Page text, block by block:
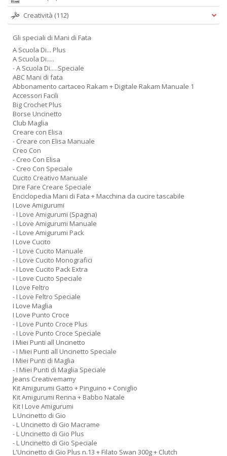
Creatività (112)
Gli speciali di Mani di Fata
A Scuola Di... Plus
A Scuola Di.....
- A Scuola Di.....Speciale
ABC Mani di fata
Abbonamento cartaceo Rakam + Digitale Rakam Manuale 1
Accessori Facili
Big Crochet Plus
Borse Uncinetto
Club Maglia
Creare con Elisa
- Creare con Elisa Manuale
Creo Con
- Creo Con Elisa
- Creo Con Speciale
Cucito Creativo Manuale
Dire Fare Creare Speciale
Enciclopedia Mani di Fata + Macchina da cucire tascabile
I Love Amigurumi
- I Love Amigurumi (Spagna)
- I Love Amigurumi Manuale
- I Love Amigurumi Pack
I Love Cucito
- I Love Cucito Manuale
- I Love Cucito Monografici
- I Love Cucito Pack Extra
- I Love Cucito Speciale
I Love Feltro
- I Love Feltro Speciale
I Love Maglia
I Love Punto Croce
- I Love Punto Croce Plus
- I Love Punto Croce Speciale
I Miei Punti all Uncinetto
- I Miei Punti all Uncinetto Speciale
I Miei Punti di Maglia
- I Miei Punti di Maglia Speciale
Jeans Creativemamy
Kit Amigurumi Gatto + Pinguino + Coniglio
Kit Amigurumi Renna + Babbo Natale
Kit I Love Amigurumi
L Uncinetto di Gio
- L Uncinetto di Gio Macrame
- L Uncinetto di Gio Plus
- L Uncinetto di Gio Speciale
L'Uncinetto di Gio Plus n.13 + Filato Swan 300g + Clutch